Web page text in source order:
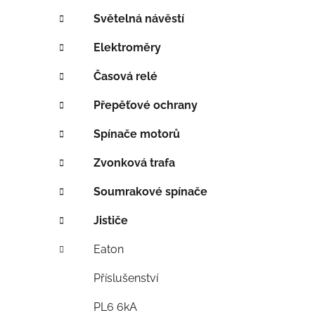
p
a
e
Světelná návěstí
Elektroměry
Časová relé
Přepěťové ochrany
Spínače motorů
Zvonková trafa
Soumrakové spínače
Jističe
Eaton
Příslušenství
PL6 6kA